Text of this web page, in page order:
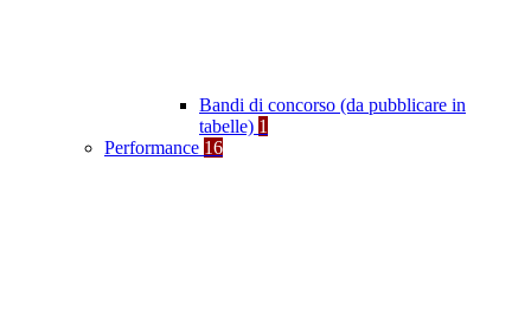
Bandi di concorso (da pubblicare in
tabelle) 1
Performance 16